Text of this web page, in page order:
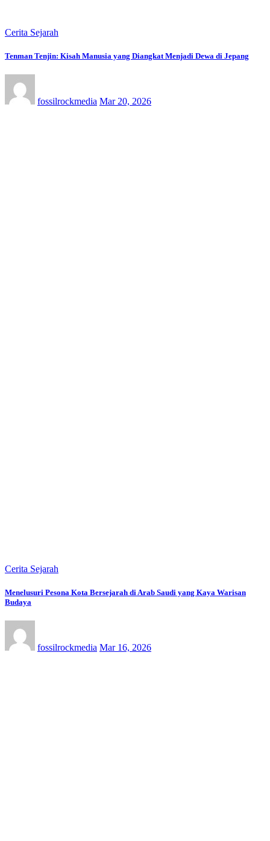
Cerita Sejarah
Tenman Tenjin: Kisah Manusia yang Diangkat Menjadi Dewa di Jepang
fossilrockmedia Mar 20, 2026
Cerita Sejarah
Menelusuri Pesona Kota Bersejarah di Arab Saudi yang Kaya Warisan
Budaya
fossilrockmedia Mar 16, 2026